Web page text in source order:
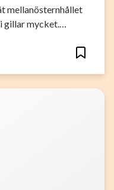
mellanösternhållet
gillar mycket.…